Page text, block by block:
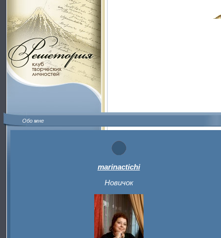
Обо мне
marinactichi
Новичок